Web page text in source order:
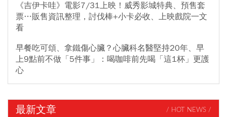
《吉伊卡哇》電影7/31上映！威秀影城特典、預售套
票…販售資訊整理，討伐棒+小卡必收、上映戲院一文
看
早餐吃可頌、拿鐵傷心臟？心臟科名醫堅持20年、早
上9點前不做「5件事」：喝咖啡前先喝「這1杯」更護
心
最新文章 / HOT NEWS /